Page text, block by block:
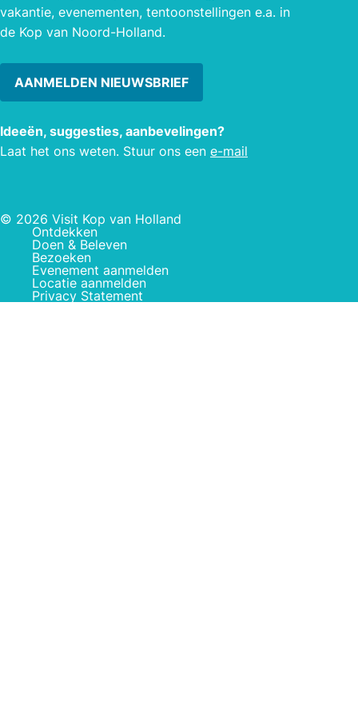
andere een douche en één wastafel.
vakantie, evenementen, tentoonstellingen e.a. in
de Kop van Noord-Holland.
AANMELDEN NIEUWSBRIEF
Ideeën, suggesties, aanbevelingen?
Laat het ons weten. Stuur ons een e-mail
© 2026 Visit Kop van Holland
Ontdekken
Doen & Beleven
Bezoeken
Evenement aanmelden
Locatie aanmelden
Privacy Statement